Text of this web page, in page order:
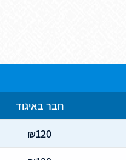
חבר באיגוד
₪120